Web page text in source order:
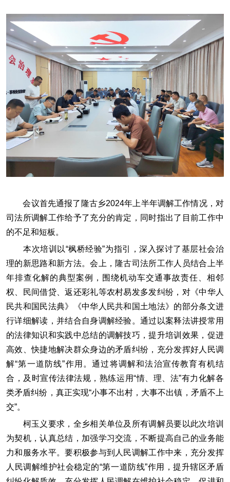
会议首先通报了隆古乡2024年上半年调解工作情况，对
司法所调解工作给予了充分的肯定，同时指出了目前工作中
的不足和短板。
本次培训以“枫桥经验”为指引，深入探讨了基层社会治
理的新思路和新方法。会上，隆古司法所工作人员结合上半
年排查化解的典型案例，围绕机动车交通事故责任、相邻
权、民间借贷、返还彩礼等农村易发多发纠纷，对《中华人
民共和国民法典》《中华人民共和国土地法》的部分条文进
行详细解读，并结合自身调解经验。通过以案释法讲授常用
的法律知识和实践中总结的调解技巧，提升培训效果，促进
高效、快捷地解决群众身边的矛盾纠纷，充分发挥好人民调
解“第一道防线”作用。通过将调解和法治宣传教育有机结
合，及时宣传法律法规，熟练运用“情、理、法”有力化解各
类矛盾纠纷，真正实现“小事不出村，大事不出镇，矛盾不上
交”。
柯玉义要求，全乡相关单位及所有调解员要以此次培训
为契机，认真总结，加强学习交流，不断提高自己的业务能
力和服务水平。要积极参与到人民调解工作中来，充分发挥
人民调解维护社会稳定的“第一道防线”作用，提升辖区矛盾